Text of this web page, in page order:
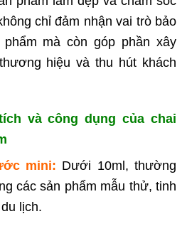
chỉ đảm nhận vai trò bảo
mà còn góp phần xây
hiệu và thu hút khách
và công dụng của chai
mini: Dưới 10ml, thường
các sản phẩm mẫu thử, tinh
lịch.